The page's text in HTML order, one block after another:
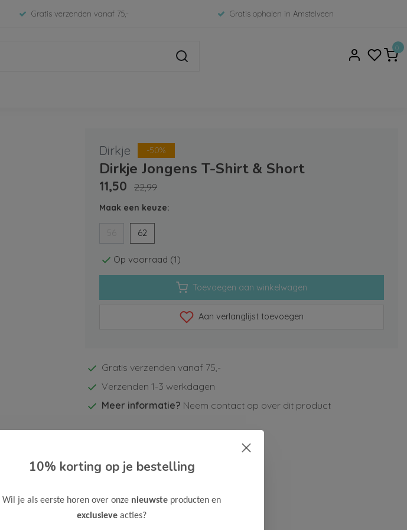
Gratis verzenden vanaf 75,- Gratis ophalen in Amstelveen
0
Dirkje -50%
Dirkje Jongens T-Shirt & Short
11,50 22,99
Maak een keuze:
62
Op voorraad (1)
Toevoegen aan winkelwagen
Aan verlanglijst toevoegen
Gratis verzenden vanaf 75,-
Verzenden 1-3 werkdagen
Meer informatie? Neem contact op over dit product
10% korting op je bestelling
Wil je als eerste horen over onze nieuwste producten en
exclusieve acties?